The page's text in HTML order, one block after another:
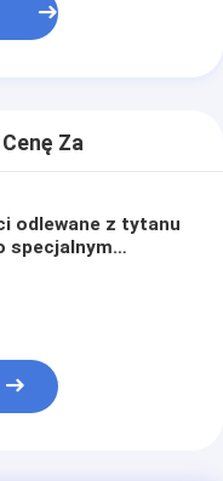
Za
odlewane z tytanu
specjalnym